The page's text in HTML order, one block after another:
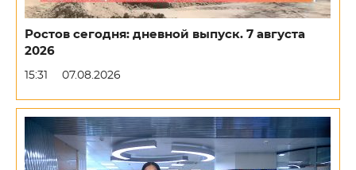
Ростов сегодня: дневной выпуск. 7 августа
2026
15:31 07.08.2026